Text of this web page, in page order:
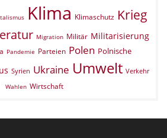
Klima Klimaschutz Krieg
Migration Militär Militarisierung
Pandemie Parteien Polen Polnische
Syrien Ukraine Umwelt Verkehr
Wahlen Wirtschaft